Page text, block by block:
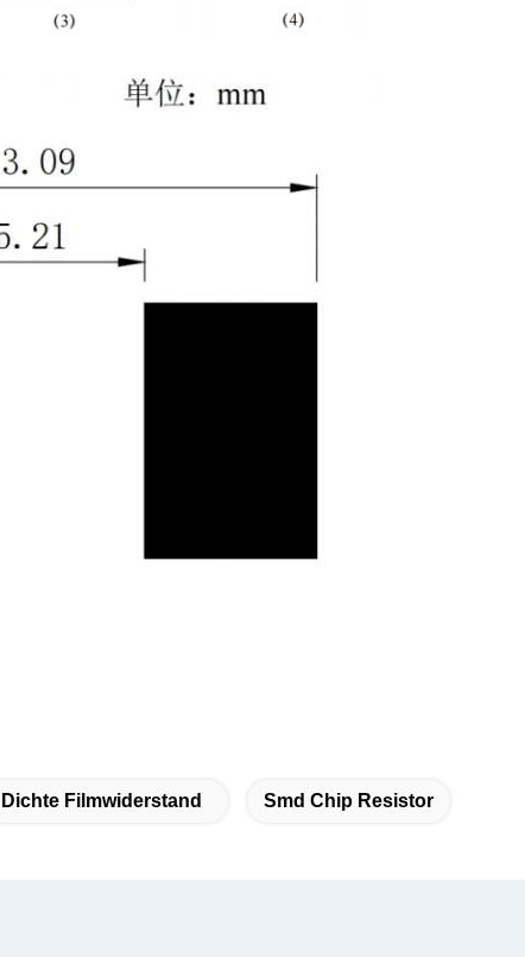
Dichte Filmwiderstand Smd Chip Resistor